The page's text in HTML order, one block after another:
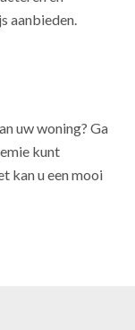
aanbieden.
uw woning? Ga
kunt
kan u een mooi